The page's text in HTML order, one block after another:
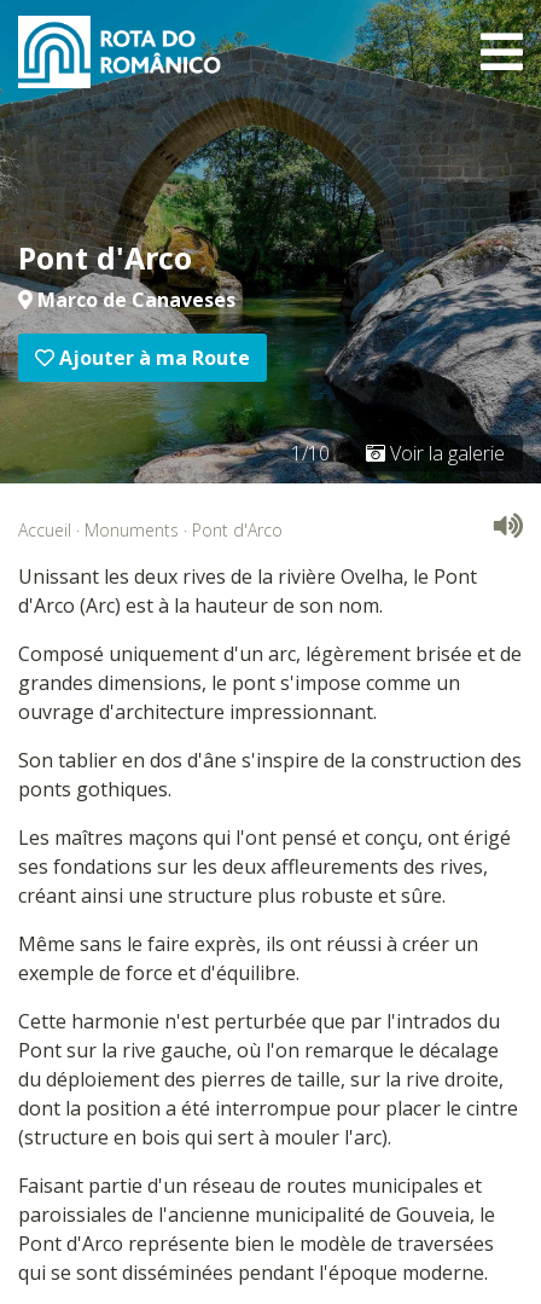
Pont d'Arco
Marco de Canaveses
Ajouter à ma Route
1/10 Voir la galerie
Accueil · Monuments · Pont d'Arco
Unissant les deux rives de la rivière Ovelha, le Pont
d'Arco (Arc) est à la hauteur de son nom.
Composé uniquement d'un arc, légèrement brisée et de
grandes dimensions, le pont s'impose comme un
ouvrage d'architecture impressionnant.
Son tablier en dos d'âne s'inspire de la construction des
ponts gothiques.
Les maîtres maçons qui l'ont pensé et conçu, ont érigé
ses fondations sur les deux affleurements des rives,
créant ainsi une structure plus robuste et sûre.
Même sans le faire exprès, ils ont réussi à créer un
exemple de force et d'équilibre.
Cette harmonie n'est perturbée que par l'intrados du
Pont sur la rive gauche, où l'on remarque le décalage
du déploiement des pierres de taille, sur la rive droite,
dont la position a été interrompue pour placer le cintre
(structure en bois qui sert à mouler l'arc).
Faisant partie d'un réseau de routes municipales et
paroissiales de l'ancienne municipalité de Gouveia, le
Pont d'Arco représente bien le modèle de traversées
qui se sont disséminées pendant l'époque moderne.